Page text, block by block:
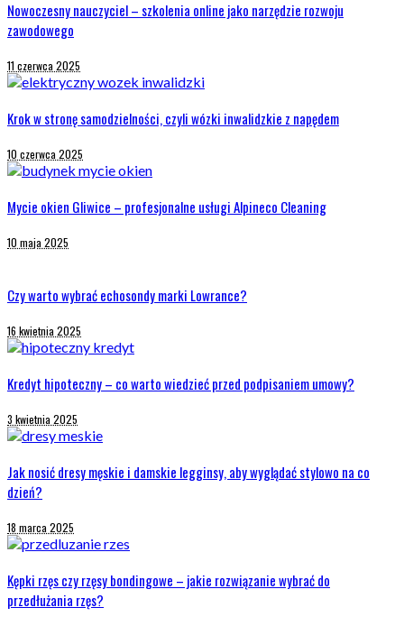
Nowoczesny nauczyciel – szkolenia online jako narzędzie rozwoju
zawodowego
11 czerwca 2025
Krok w stronę samodzielności, czyli wózki inwalidzkie z napędem
10 czerwca 2025
Mycie okien Gliwice – profesjonalne usługi Alpineco Cleaning
10 maja 2025
Czy warto wybrać echosondy marki Lowrance?
16 kwietnia 2025
Kredyt hipoteczny – co warto wiedzieć przed podpisaniem umowy?
3 kwietnia 2025
Jak nosić dresy męskie i damskie legginsy, aby wyglądać stylowo na co
dzień?
18 marca 2025
Kępki rzęs czy rzęsy bondingowe – jakie rozwiązanie wybrać do
przedłużania rzęs?